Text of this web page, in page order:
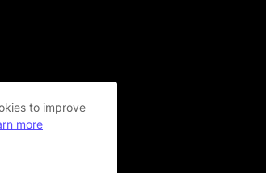
to improve
more